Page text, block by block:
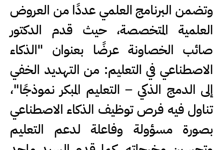
وتضمن البرنامج العلمي عددًا من العروض
العلمية المتخصصة، حيث قدم الدكتور
صائب الخصاونة عرضًا بعنوان "الذكاء
الاصطناعي في التعليم: من التهديد الخفي
إلى الدمج الذكي – التعليم المبكر نموذجًا"،
تناول فيه فرص توظيف الذكاء الاصطناعي
بصورة مسؤولة وفاعلة لدعم التعليم